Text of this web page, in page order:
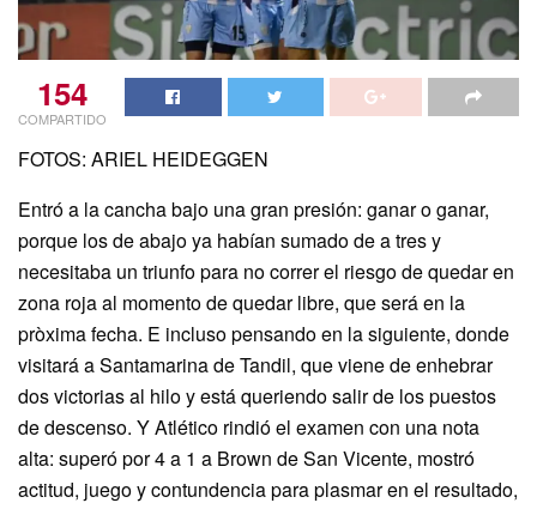
154
COMPARTIDO
FOTOS: ARIEL HEIDEGGEN
Entró a la cancha bajo una gran presión: ganar o ganar,
porque los de abajo ya habían sumado de a tres y
necesitaba un triunfo para no correr el riesgo de quedar en
zona roja al momento de quedar libre, que será en la
pròxima fecha. E incluso pensando en la siguiente, donde
visitará a Santamarina de Tandil, que viene de enhebrar
dos victorias al hilo y está queriendo salir de los puestos
de descenso. Y Atlético rindió el examen con una nota
alta: superó por 4 a 1 a Brown de San Vicente, mostró
actitud, juego y contundencia para plasmar en el resultado,